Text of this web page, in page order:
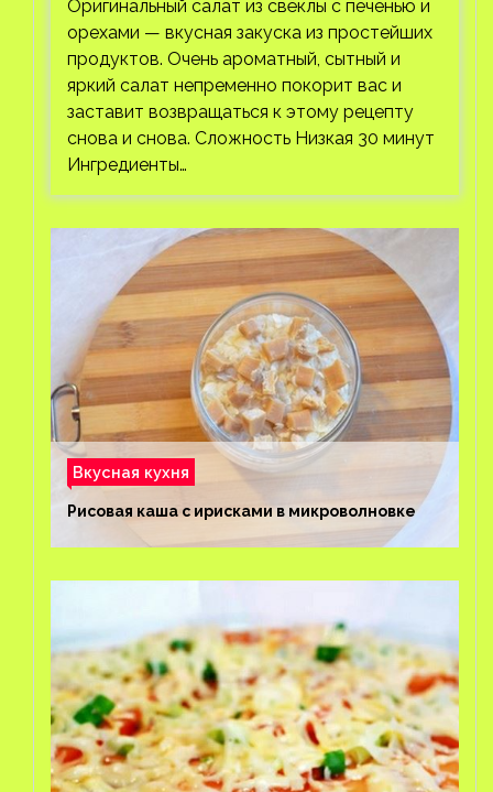
Оригинальный салат из свёклы с печенью и
орехами — вкусная закуска из простейших
продуктов. Очень ароматный, сытный и
яркий салат непременно покорит вас и
заставит возвращаться к этому рецепту
снова и снова. Сложность Низкая 30 минут
Ингредиенты…
Вкусная кухня
Рисовая каша с ирисками в микроволновке